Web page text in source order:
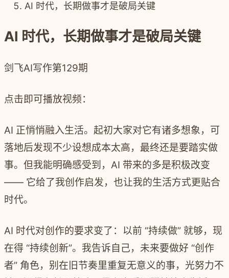
AI 时代，长期做事才是破局关键
AI 时代，长期做事才是破局关键
剑飞AI写作第129期
点击即可播放视频：
AI 正悄悄融入生活。起初大家对它有诸多想象，可
落地后发现不少设想成本太高，最终还是要踏实做
事。但我能明确感受到，AI 带来的多是积极改变
—— 它给了我创作启发，也让我的生活方式更贴合
时代。
AI 时代对创作的要求变了：以前 “持续做” 就够，现
在得 “持续创新”。我告诉自己，未来要做好 “创作
者” 角色，别在旧节奏里重复无意义的事，光努力不